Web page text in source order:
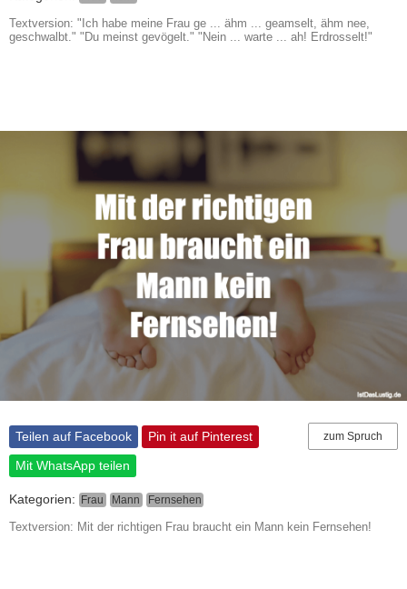
Textversion: "Ich habe meine Frau ge ... ähm ... geamselt, ähm nee,
geschwalbt." "Du meinst gevögelt." "Nein ... warte ... ah! Erdrosselt!"
zum Spruch
Teilen auf Facebook
Pin it auf Pinterest
Mit WhatsApp teilen
Kategorien: Frau Mann Fernsehen
Textversion: Mit der richtigen Frau braucht ein Mann kein Fernsehen!